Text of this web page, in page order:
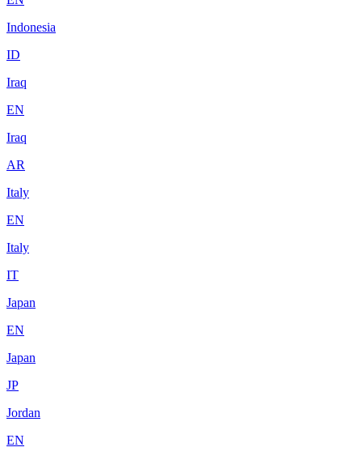
Indonesia
ID
Iraq
EN
Iraq
AR
Italy
EN
Italy
IT
Japan
EN
Japan
JP
Jordan
EN